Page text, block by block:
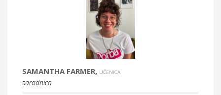
SAMANTHA FARMER, UČENICA
saradnica